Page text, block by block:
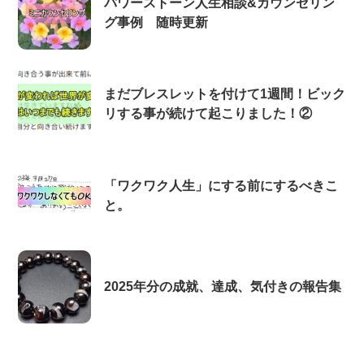
パワーストーン人生相談&カウンセリン
グ事例 随時更新
まだブレスレットを付けて1週間！ビック
リする事が続けて起こりました！②
「ワクワク人生」にする前にするべきこ
と。
2025年分の成就、達成、気付きの報告集